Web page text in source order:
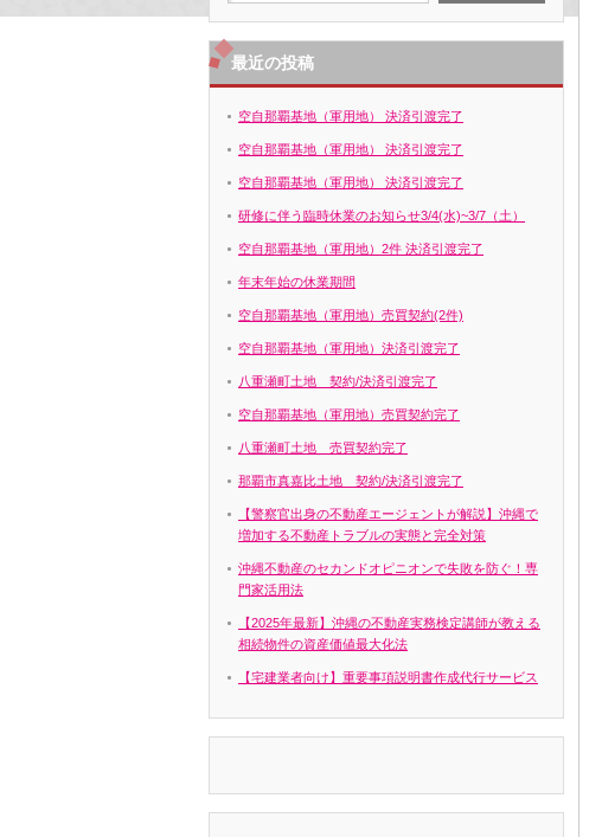
最近の投稿
空自那覇基地（軍用地） 決済引渡完了
空自那覇基地（軍用地） 決済引渡完了
空自那覇基地（軍用地） 決済引渡完了
研修に伴う臨時休業のお知らせ3/4(水)~3/7（土）
空自那覇基地（軍用地）2件 決済引渡完了
年末年始の休業期間
空自那覇基地（軍用地）売買契約(2件)
空自那覇基地（軍用地）決済引渡完了
八重瀬町土地 契約/決済引渡完了
空自那覇基地（軍用地）売買契約完了
八重瀬町土地 売買契約完了
那覇市真嘉比土地 契約/決済引渡完了
【警察官出身の不動産エージェントが解説】沖縄で
増加する不動産トラブルの実態と完全対策
沖縄不動産のセカンドオピニオンで失敗を防ぐ！専
門家活用法
【2025年最新】沖縄の不動産実務検定講師が教える
相続物件の資産価値最大化法
【宅建業者向け】重要事項説明書作成代行サービス